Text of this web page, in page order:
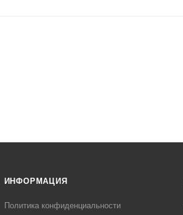
ИНФОРМАЦИЯ
Политика конфиденциальности